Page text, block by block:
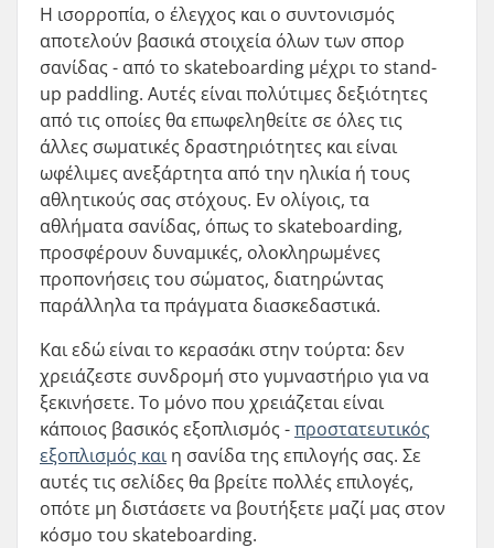
Η ισορροπία, ο έλεγχος και ο συντονισμός
αποτελούν βασικά στοιχεία όλων των σπορ
σανίδας - από το skateboarding μέχρι το stand-
up paddling. Αυτές είναι πολύτιμες δεξιότητες
από τις οποίες θα επωφεληθείτε σε όλες τις
άλλες σωματικές δραστηριότητες και είναι
ωφέλιμες ανεξάρτητα από την ηλικία ή τους
αθλητικούς σας στόχους. Εν ολίγοις, τα
αθλήματα σανίδας, όπως το skateboarding,
προσφέρουν δυναμικές, ολοκληρωμένες
προπονήσεις του σώματος, διατηρώντας
παράλληλα τα πράγματα διασκεδαστικά.
Και εδώ είναι το κερασάκι στην τούρτα: δεν
χρειάζεστε συνδρομή στο γυμναστήριο για να
ξεκινήσετε. Το μόνο που χρειάζεται είναι
κάποιος βασικός εξοπλισμός -προστατευτικός
εξοπλισμός καιη σανίδα της επιλογής σας. Σε
αυτές τις σελίδες θα βρείτε πολλές επιλογές,
οπότε μη διστάσετε να βουτήξετε μαζί μας στον
κόσμο του skateboarding.